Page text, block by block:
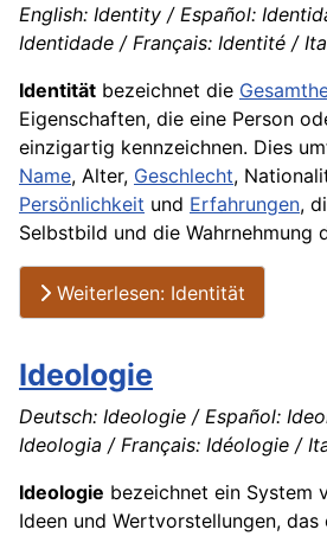
English: Identity / Español:
Identidade / Français: Identité /
Identität bezeichnet die
Eigenschaften, die eine Person
einzigartig kennzeichnen. Dies
Name, Alter, Geschlecht,
Persönlichkeit und Erfahrungen,
Selbstbild und die Wahrnehmung
Weiterlesen: Identität
Ideologie
Deutsch: Ideologie / Español:
Ideologia / Français: Idéologie /
Ideologie bezeichnet ein System
Ideen und Wertvorstellungen,